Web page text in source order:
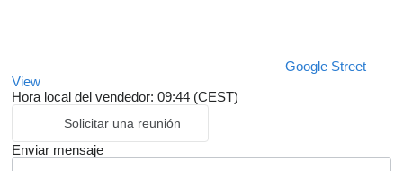
Google Street
View
Hora local del vendedor: 09:44 (CEST)
Solicitar una reunión
Enviar mensaje